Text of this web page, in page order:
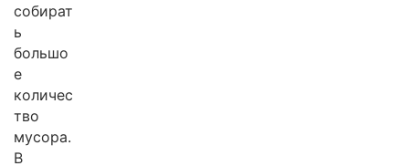
собират
ь
большо
е
количес
тво
мусора.
В